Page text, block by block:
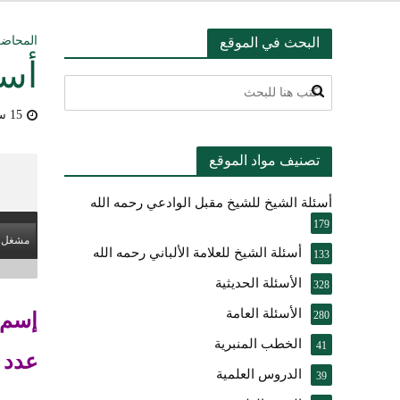
التعليق على
أسئلة عبدالله
بيان بشأن حادث
تعقيب على
15 سبتمبر، 2011
مشغل
البحث في الموقع
تصنيف مواد الموقع
أسئلة الشيخ للشيخ مقبل الوادعي رحمه الله
179
أسئلة الشيخ للعلامة الألباني رحمه الله 133
الأسئلة الحديثية 328
الأسئلة العامة 280
الخطب المنبرية 41
الدروس العلمية 39